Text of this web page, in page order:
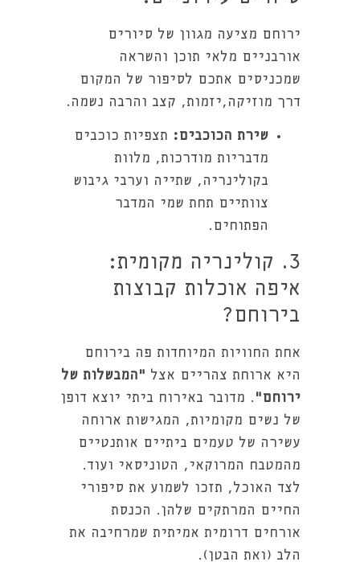
ירוחם מציעה מגוון של סיורים
אורבניים מלאי תוכן והשראה
שמכניסים אתכם לסיפור של המקום
דרך מוזיקה,יזמות, קצב והרבה נשמה.
שירת הכוכבים: תצפיות כוכבים
מדבריות מודרכות, מלוות
בקולינריה, שתייה וערבי גיבוש
צוותיים תחת שמי המדבר
הפתוחים.
3. קולינריה מקומית:
איפה אוכלות קבוצות
בירוחם?
אחת החוויות המיוחדות פה בירוחם
היא ארוחת צהריים אצל "המבשלות של
ירוחם" . מדובר באירוח ביתי יוצא דופן
של נשים מקומיות, המגישות ארוחה
עשירה של טעמים ביתיים אותנטיים
מהמטבח המרוקאי, הטוניסאי ועוד.
לצד האוכל, תזכו לשמוע את סיפורי
החיים המרתקים שלהן. הכנסת
אורחים דרומית אמיתית שמרחיבה את
הלב (ואת הבטן).